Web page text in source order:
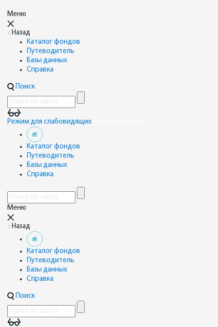
Меню
Назад
Каталог фондов
Путеводитель
Базы данных
Справка
Поиск
Режим для слабовидящих
Каталог фондов
Путеводитель
Базы данных
Справка
Меню
Назад
Каталог фондов
Путеводитель
Базы данных
Справка
Поиск